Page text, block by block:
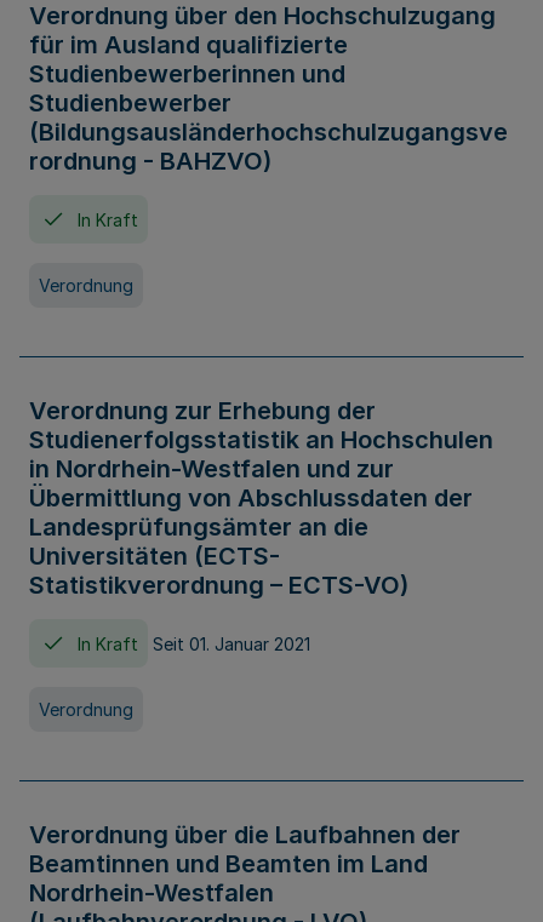
Verordnung über den Hochschulzugang
für im Ausland qualifizierte
Studienbewerberinnen und
Studienbewerber
(Bildungsausländerhochschulzugangsve
rordnung - BAHZVO)
In Kraft
Verordnung
Verordnung zur Erhebung der
Studienerfolgsstatistik an Hochschulen
in Nordrhein-Westfalen und zur
Übermittlung von Abschlussdaten der
Landesprüfungsämter an die
Universitäten (ECTS-
Statistikverordnung – ECTS-VO)
In Kraft Seit 01. Januar 2021
Verordnung
Verordnung über die Laufbahnen der
Beamtinnen und Beamten im Land
Nordrhein-Westfalen